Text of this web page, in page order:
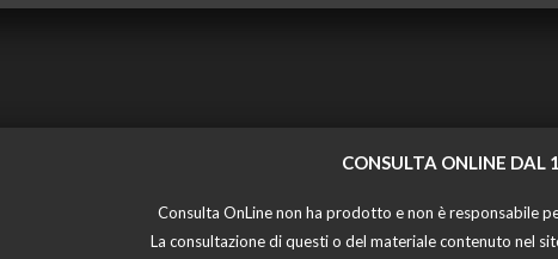
CONSULTA ONLINE DAL
Consulta OnLine non ha prodotto e non è responsabile
La consultazione di questi o del materiale contenuto nel